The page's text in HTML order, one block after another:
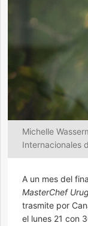
Michelle
Internacionales
A un mes del
MasterChef
trasmite por
el lunes 21 con